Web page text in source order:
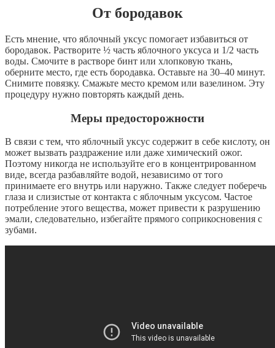
От бородавок
Есть мнение, что яблочный уксус помогает избавиться от
бородавок. Растворите ½ часть яблочного уксуса и 1/2 часть
воды. Смочите в растворе бинт или хлопковую ткань,
оберните место, где есть бородавка. Оставьте на 30–40 минут.
Снимите повязку. Смажьте место кремом или вазелином. Эту
процедуру нужно повторять каждый день.
Меры предосторожности
В связи с тем, что яблочный уксус содержит в себе кислоту, он
может вызвать раздражение или даже химический ожог.
Поэтому никогда не используйте его в концентрированном
виде, всегда разбавляйте водой, независимо от того
принимаете его внутрь или наружно. Также следует поберечь
глаза и слизистые от контакта с яблочным уксусом. Частое
потребление этого вещества, может привести к разрушению
эмали, следовательно, избегайте прямого соприкосновения с
зубами.